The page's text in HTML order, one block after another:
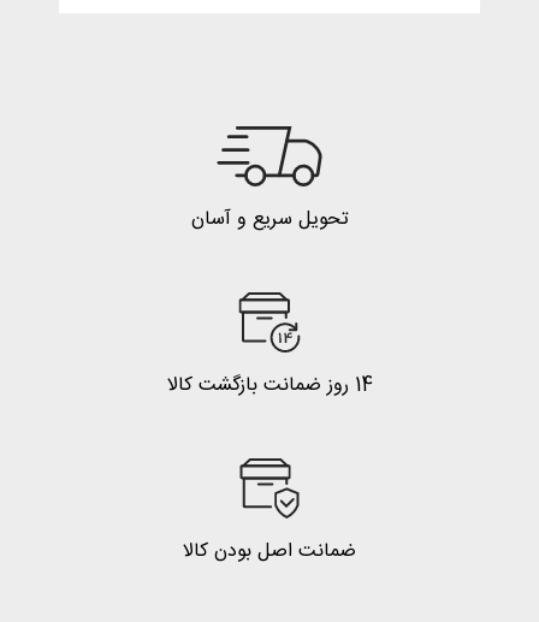
تحویل سریع و آسان
14 روز ضمانت بازگشت کالا
ضمانت اصل بودن کالا